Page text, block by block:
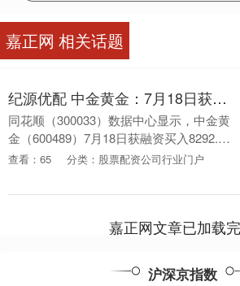
嘉正网 相关话题
纪源优配 中金黄金：7月18日获融资买入829287万元，占当日流入资金比例为2050%
同花顺（300033）数据中心显示，中金黄
金（600489）7月18日获融资买入8292.87
万元，占当日买入金额的20.50%，当前融
查看：65 分类：股票配资公司行业门户
嘉正网文章已加载
沪深京指数